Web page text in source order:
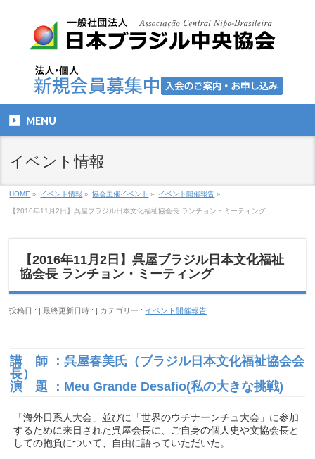
MENU
イベント情報
HOME » イベント情報 » 協会主催イベント » イベント開催報告 »
【2016年11月2日】呉屋ブラジル日本文化福祉協会長 ランチョン・ミーティング
【2016年11月2日】呉屋ブラジル日本文化福祉
協会長 ランチョン・ミーティング
投稿日 : 最終更新日時 : カテゴリー : イベント開催報告
講 師 ：呉屋春美氏（ブラジル日本文化福祉協会会
長）
演 題 ：Meu Grande Desafio(私の大きな挑戦)
「海外日系人大会」並びに「世界のウチナーンチュ大会」に参加
するために来日された呉屋会長に、ご自身の個人史や文協会長と
しての抱負について、自由に語っていただいた。